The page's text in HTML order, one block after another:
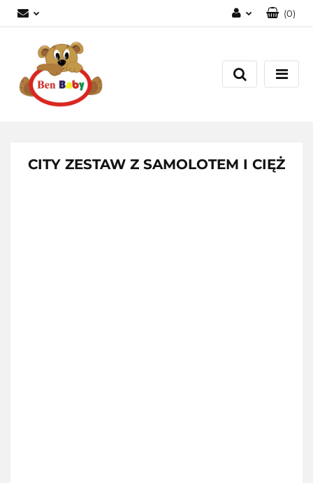
Zarejestruj się
Dodaj zgłoszenie
(0)
CITY ZESTAW Z SAMOLOTEM I CIĘŻ